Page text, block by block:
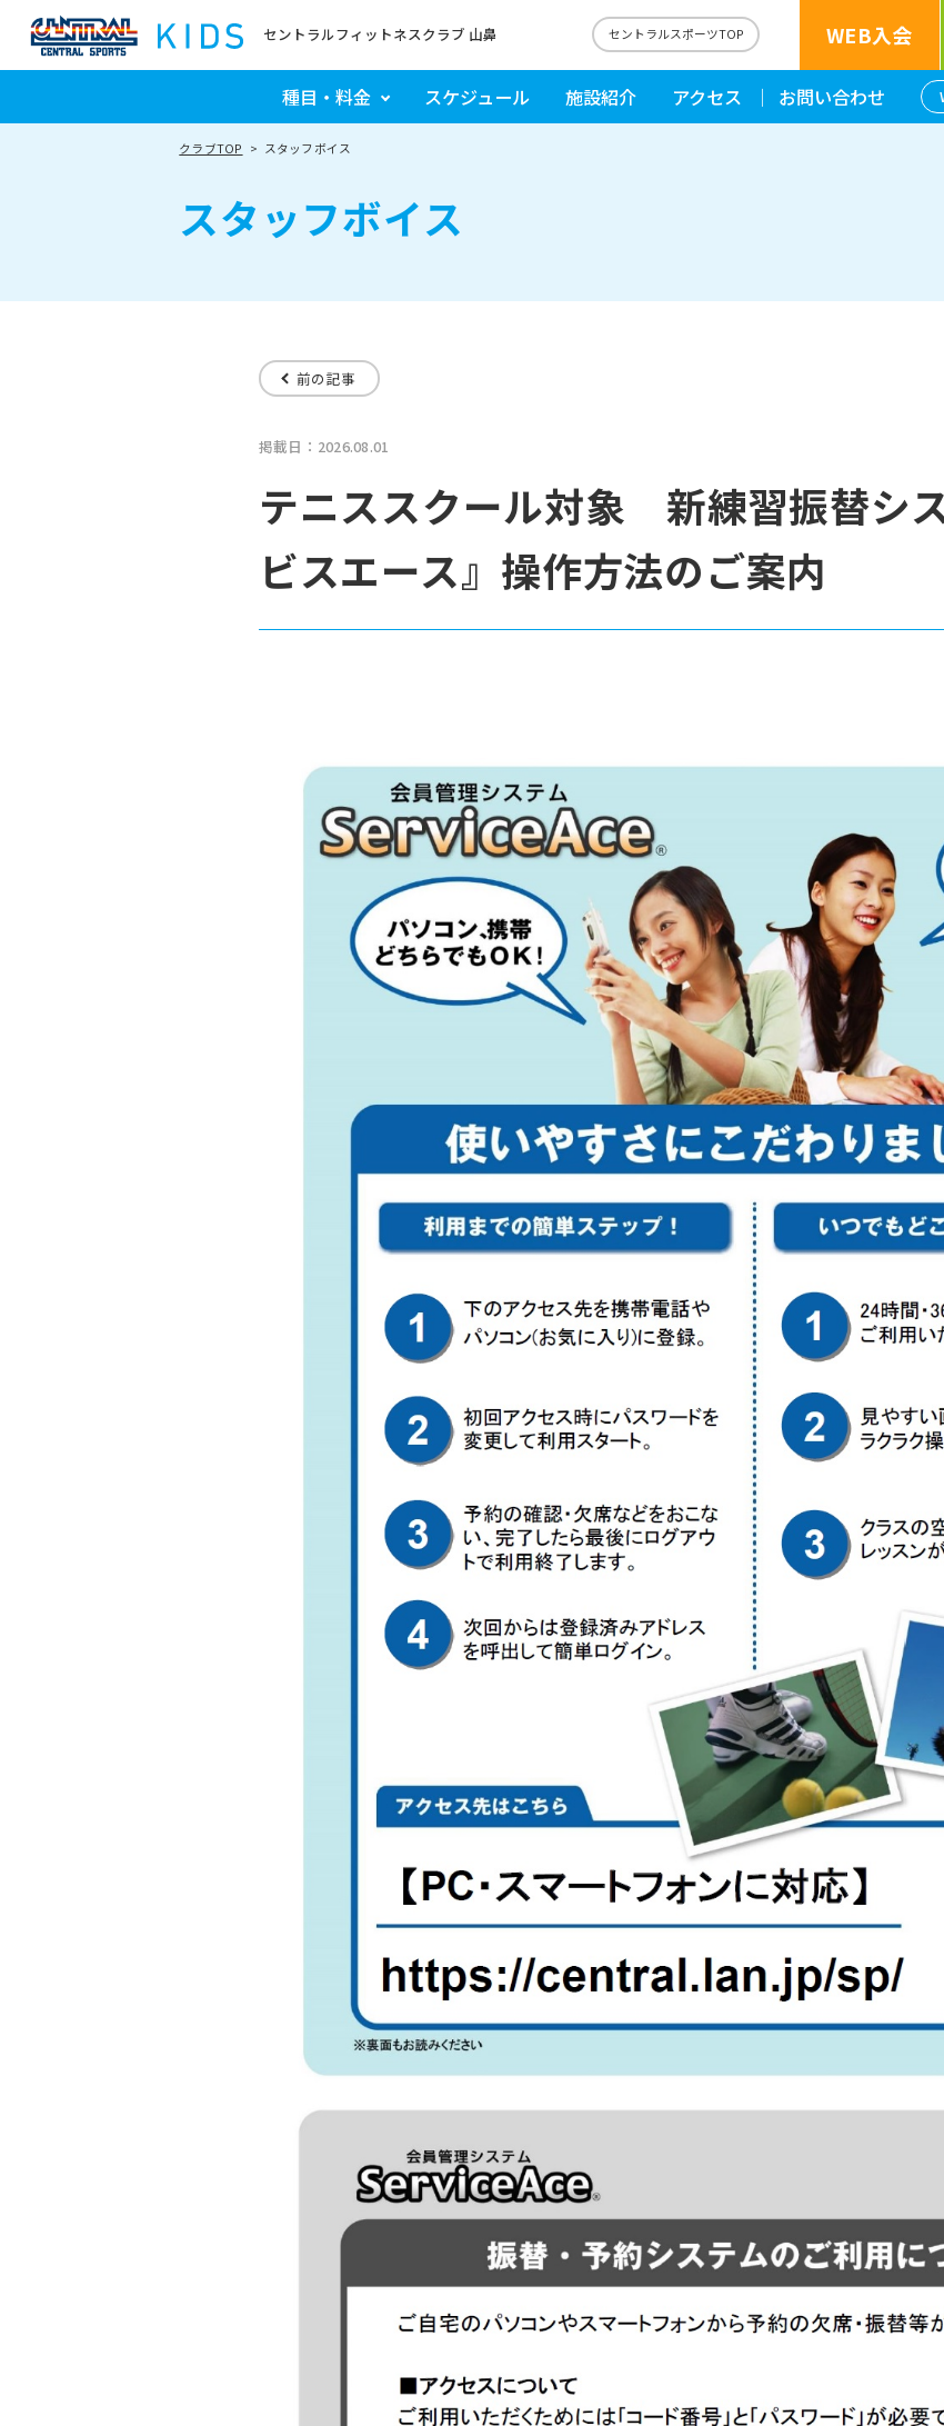
セントラルフィットネスクラブ 山鼻 セントラルスポーツTOP WEB入会
種目・料金 スケジュール 施設紹介 アクセス お問い合わせ
クラブTOP スタッフボイス
スタッフボイス
前の記事
掲載日：2026.08.01
テニススクール対象 新練習振替シ
ビスエース』操作方法のご案内
For foreigners
automatically translated into